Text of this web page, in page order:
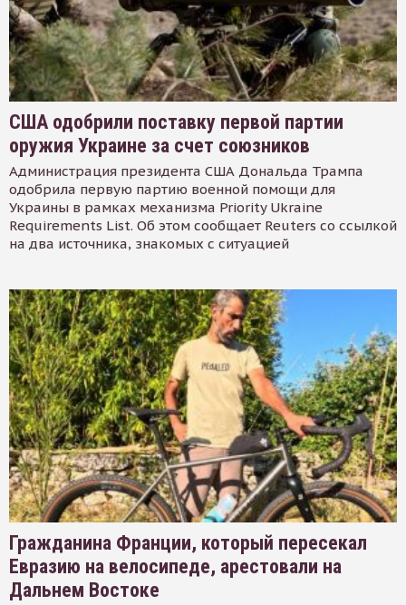
США одобрили поставку первой партии
оружия Украине за счет союзников
Администрация президента США Дональда Трампа
одобрила первую партию военной помощи для
Украины в рамках механизма Priority Ukraine
Requirements List. Об этом сообщает Reuters со ссылкой
на два источника, знакомых с ситуацией
Гражданина Франции, который пересекал
Евразию на велосипеде, арестовали на
Дальнем Востоке